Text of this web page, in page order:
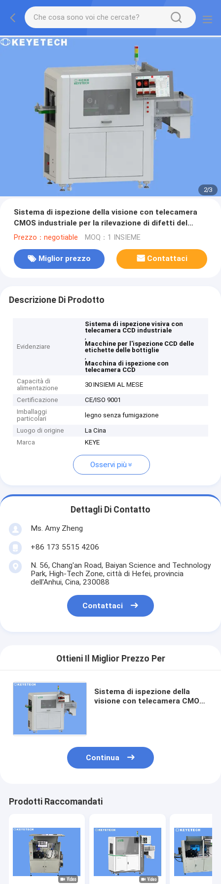
2/3
Sistema di ispezione della visione con telecamera
CMOS industriale per la rilevazione di difetti del
collo della bottiglia
Prezzo：negotiable MOQ：1 INSIEME
Miglior prezzo Contattaci
Descrizione Di Prodotto
Evidenziare
Sistema di ispezione visiva con
telecamera CCD industriale
,
Macchine per l'ispezione CCD delle
etichette delle bottiglie
,
Macchina di ispezione con
telecamera CCD
Capacità di
alimentazione
30 INSIEMI AL MESE
Certificazione
CE/ISO 9001
Imballaggi
particolari
legno senza fumigazione
Luogo di origine
La Cina
Marca
KEYE
Osservi più
Dettagli Di Contatto
Ms. Amy Zheng
+86 173 5515 4206
N. 56, Chang'an Road, Baiyan Science and Technology
Park, High-Tech Zone, città di Hefei, provincia
dell'Anhui, Cina, 230088
Contattaci
Ottieni Il Miglior Prezzo Per
Sistema di ispezione della
visione con telecamera CMOS
Continua
Prodotti Raccomandati